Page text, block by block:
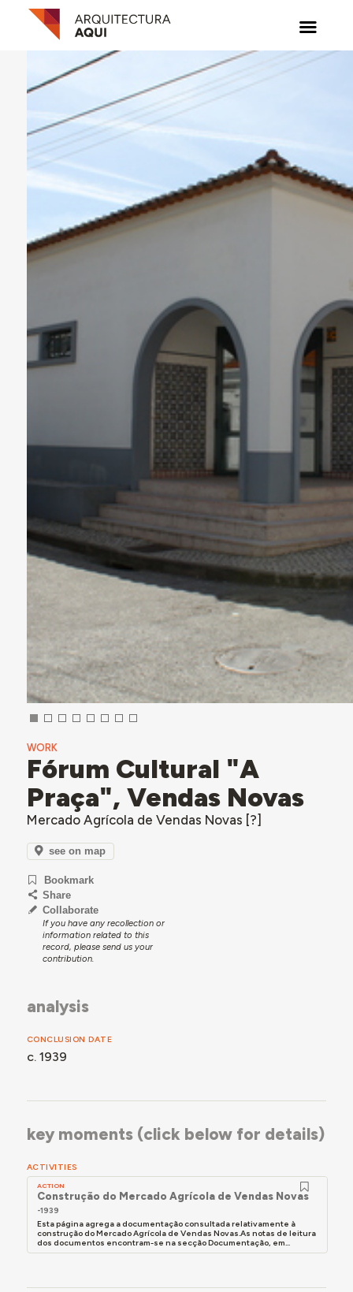
WORK
Fórum Cultural "A
Praça", Vendas Novas
Mercado Agrícola de Vendas Novas [?]
see on map
Bookmark
Share
Collaborate
If you have any recollection or
information related to this
record, please send us your
contribution.
analysis
CONCLUSION DATE
c. 1939
key moments (click below for details)
ACTIVITIES
ACTION
Construção do Mercado Agrícola de Vendas Novas
-1939
Esta página agrega a documentação consultada relativamente à
construção do Mercado Agrícola de Vendas Novas.As notas de leitura
dos documentos encontram-se na secção Documentação, em...